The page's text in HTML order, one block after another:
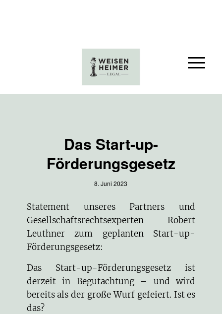
Das Start-up-
Förderungsgesetz
8. Juni 2023
Statement unseres Partners und
Gesellschaftsrechtsexperten
Robert
Leuthnerzum geplanten Start-up-
Förderungsgesetz:
Das Start-up-Förderungsgesetz ist
derzeit in Begutachtung – und wird
bereits als der große Wurf gefeiert. Ist es
das?